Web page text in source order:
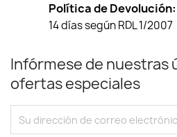
Política de Devolución:
14 días según RDL 1/2007
Infórmese de nuestras
ofertas especiales